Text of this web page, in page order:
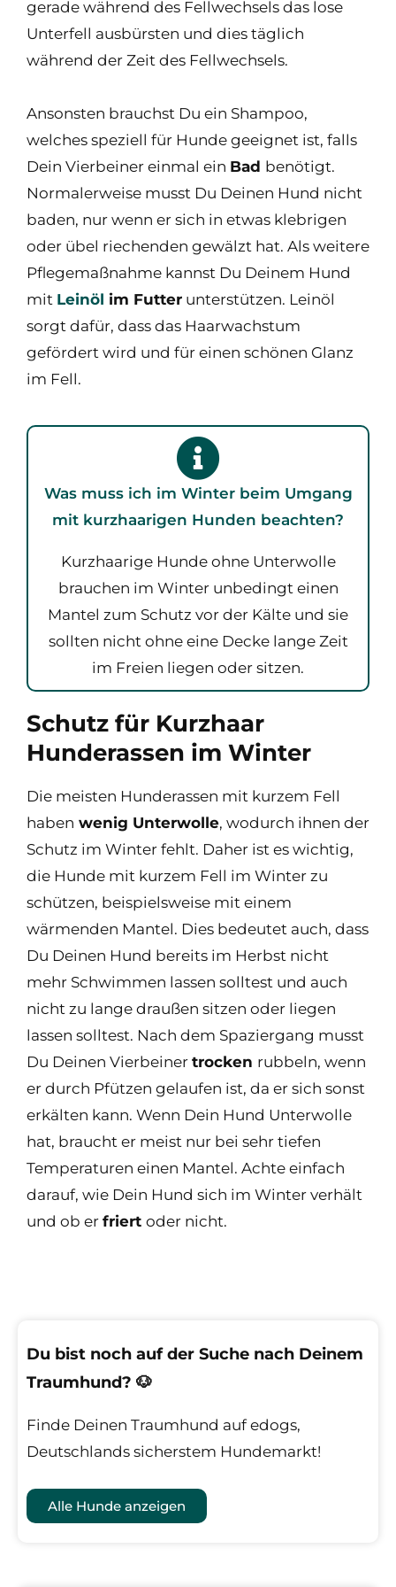
gerade während des Fellwechsels das lose
Unterfell ausbürsten und dies täglich
während der Zeit des Fellwechsels.
Ansonsten brauchst Du ein Shampoo,
welches speziell für Hunde geeignet ist, falls
Dein Vierbeiner einmal ein Bad benötigt.
Normalerweise musst Du Deinen Hund nicht
baden, nur wenn er sich in etwas klebrigen
oder übel riechenden gewälzt hat. Als weitere
Pflegemaßnahme kannst Du Deinem Hund
mit Leinöl im Futter unterstützen. Leinöl
sorgt dafür, dass das Haarwachstum
gefördert wird und für einen schönen Glanz
im Fell.
Was muss ich im Winter beim Umgang
mit kurzhaarigen Hunden beachten?
Kurzhaarige Hunde ohne Unterwolle
brauchen im Winter unbedingt einen
Mantel zum Schutz vor der Kälte und sie
sollten nicht ohne eine Decke lange Zeit
im Freien liegen oder sitzen.
Schutz für Kurzhaar
Hunderassen im Winter
Die meisten Hunderassen mit kurzem Fell
haben wenig Unterwolle, wodurch ihnen der
Schutz im Winter fehlt. Daher ist es wichtig,
die Hunde mit kurzem Fell im Winter zu
schützen, beispielsweise mit einem
wärmenden Mantel. Dies bedeutet auch, dass
Du Deinen Hund bereits im Herbst nicht
mehr Schwimmen lassen solltest und auch
nicht zu lange draußen sitzen oder liegen
lassen solltest. Nach dem Spaziergang musst
Du Deinen Vierbeiner trocken rubbeln, wenn
er durch Pfützen gelaufen ist, da er sich sonst
erkälten kann. Wenn Dein Hund Unterwolle
hat, braucht er meist nur bei sehr tiefen
Temperaturen einen Mantel. Achte einfach
darauf, wie Dein Hund sich im Winter verhält
und ob er friert oder nicht.
Du bist noch auf der Suche nach Deinem
Traumhund? 🐶
Finde Deinen Traumhund auf edogs,
Deutschlands sicherstem Hundemarkt!
Alle Hunde anzeigen